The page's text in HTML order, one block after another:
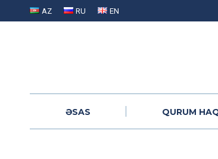
AZ RU EN
ƏSAS
QURUM